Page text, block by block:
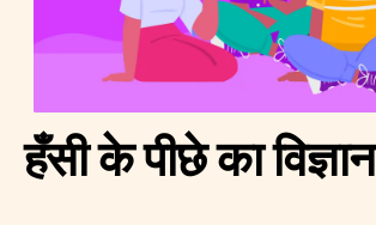
हँसी के पीछे का विज्ञान